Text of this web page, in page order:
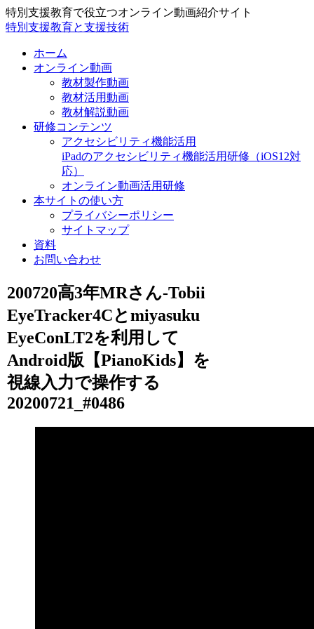
特別支援教育で役立つオンライン動画紹介サイト
特別支援教育と支援技術
ホーム
オンライン動画
教材製作動画
教材活用動画
教材解説動画
研修コンテンツ
アクセシビリティ機能活用
iPadのアクセシビリティ機能活用研修（iOS12対
応）
オンライン動画活用研修
本サイトの使い方
プライバシーポリシー
サイトマップ
資料
お問い合わせ
200720高3年MRさん-Tobii
EyeTracker4Cとmiyasuku
EyeConLT2を利用して
Android版【PianoKids】を
視線入力で操作する
20200721_#0486